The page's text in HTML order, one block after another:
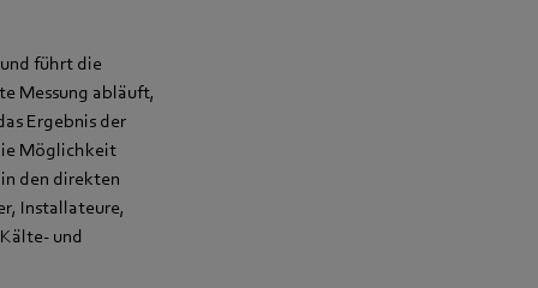
führt die
Messung abläuft,
Ergebnis der
Möglichkeit
den direkten
Installateure,
und